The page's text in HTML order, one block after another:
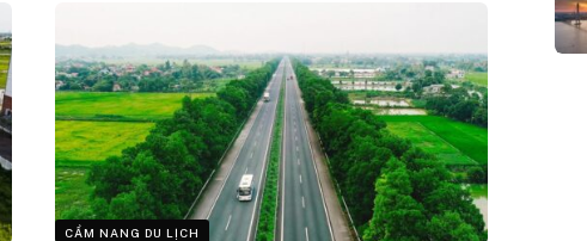
CẨM NANG DU LỊCH